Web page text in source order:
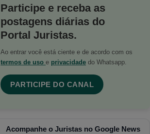
Participe e receba as
postagens diárias do
Portal Juristas.
Ao entrar você está ciente e de acordo com os
termos de uso e privacidade do Whatsapp.
PARTICIPE DO CANAL
Acompanhe o Juristas no Google News